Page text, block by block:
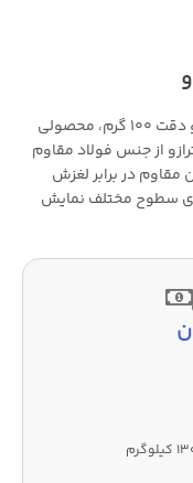
ترازو آنالوگ خانواده با ظرفیت 130 کیلوگرم و دقت 100 گرم، محصولی
از جنس فولاد مقاوم
در برابر لغزش
روی سطوح مختلف نمایش